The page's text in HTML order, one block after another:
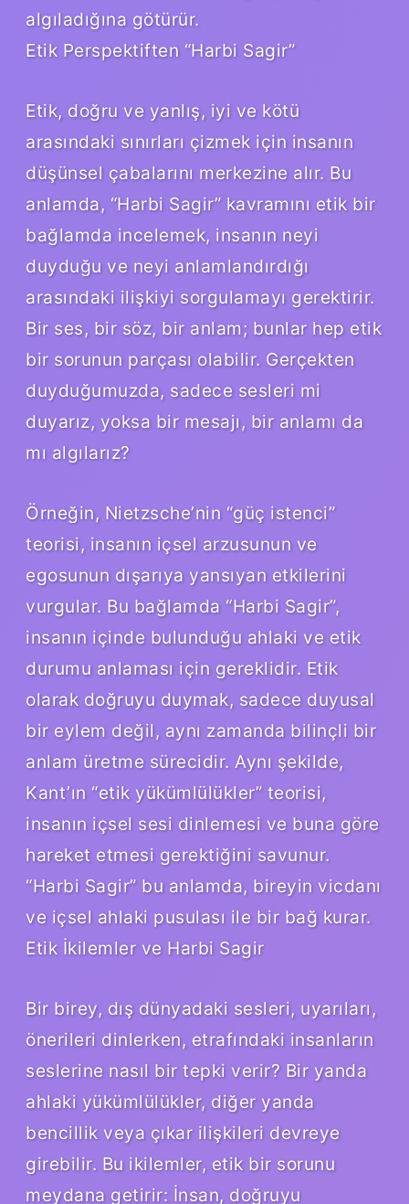
algıladığına götürür.
Etik Perspektiften “Harbi Sagir”
Etik, doğru ve yanlış, iyi ve kötü
arasındaki sınırları çizmek için insanın
düşünsel çabalarını merkezine alır. Bu
anlamda, “Harbi Sagir” kavramını etik bir
bağlamda incelemek, insanın neyi
duyduğu ve neyi anlamlandırdığı
arasındaki ilişkiyi sorgulamayı gerektirir.
Bir ses, bir söz, bir anlam; bunlar hep etik
bir sorunun parçası olabilir. Gerçekten
duyduğumuzda, sadece sesleri mi
duyarız, yoksa bir mesajı, bir anlamı da
mı algılarız?
Örneğin, Nietzsche’nin “güç istenci”
teorisi, insanın içsel arzusunun ve
egosunun dışarıya yansıyan etkilerini
vurgular. Bu bağlamda “Harbi Sagir”,
insanın içinde bulunduğu ahlaki ve etik
durumu anlaması için gereklidir. Etik
olarak doğruyu duymak, sadece duyusal
bir eylem değil, aynı zamanda bilinçli bir
anlam üretme sürecidir. Aynı şekilde,
Kant’ın “etik yükümlülükler” teorisi,
insanın içsel sesi dinlemesi ve buna göre
hareket etmesi gerektiğini savunur.
“Harbi Sagir” bu anlamda, bireyin vicdanı
ve içsel ahlaki pusulası ile bir bağ kurar.
Etik İkilemler ve Harbi Sagir
Bir birey, dış dünyadaki sesleri, uyarıları,
önerileri dinlerken, etrafındaki insanların
seslerine nasıl bir tepki verir? Bir yanda
ahlaki yükümlülükler, diğer yanda
bencillik veya çıkar ilişkileri devreye
girebilir. Bu ikilemler, etik bir sorunu
meydana getirir: İnsan, doğruyu